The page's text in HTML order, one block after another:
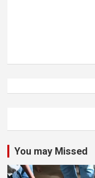
You may Missed